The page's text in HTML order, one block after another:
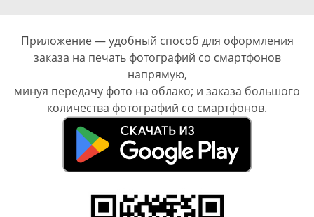
Приложение — удобный способ для оформления
заказа на печать фотографий со смартфонов
напрямую,
минуя передачу фото на облако; и заказа большого
количества фотографий со смартфонов.